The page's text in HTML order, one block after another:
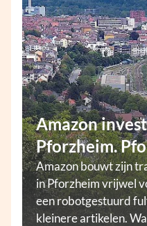
Amazon
Pforzheim.
Amazon bouwt zijn
in Pforzheim vrijwel
een robotgestuurd
kleinere artikelen.